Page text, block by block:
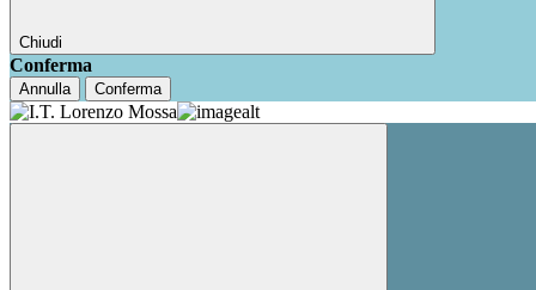
Chiudi
Conferma
Annulla Conferma